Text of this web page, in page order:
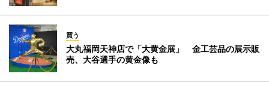
買う
大丸福岡天神店で「大黄金展」 金工芸品の展示販
売、大谷選手の黄金像も